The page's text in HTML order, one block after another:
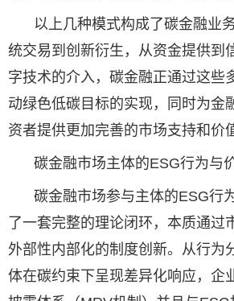
以上几种模式构成了碳金融业
统交易到创新衍生，从资金提供到
字技术的介入，碳金融正通过这些
动绿色低碳目标的实现，同时为金
资者提供更加完善的市场支持和价
碳金融市场主体的ESG行为与
碳金融市场参与主体的ESG行
了一套完整的理论闭环，本质通过
外部性内部化的制度创新。从行为
体在碳约束下呈现差异化响应，企